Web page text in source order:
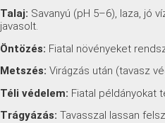
Talaj: Savanyú (pH 5–6), laza, jó
javasolt.
Öntözés: Fiatal növényeket
Metszés: Virágzás után (tavasz
Téli védelem: Fiatal példányokat
Trágyázás: Tavasszal lassan